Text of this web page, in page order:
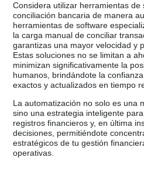
Considera utilizar herramientas de
conciliación bancaria de manera
herramientas de software
la carga manual de conciliar
garantizas una mayor velocidad y
Estas soluciones no se limitan a
minimizan significativamente la
humanos, brindándote la
exactos y actualizados en tiempo
La automatización no solo es una
sino una estrategia inteligente
registros financieros y, en última
decisiones, permitiéndote
estratégicos de tu gestión
operativas.